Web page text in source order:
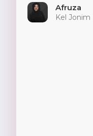
Afruza
Kel Jonim